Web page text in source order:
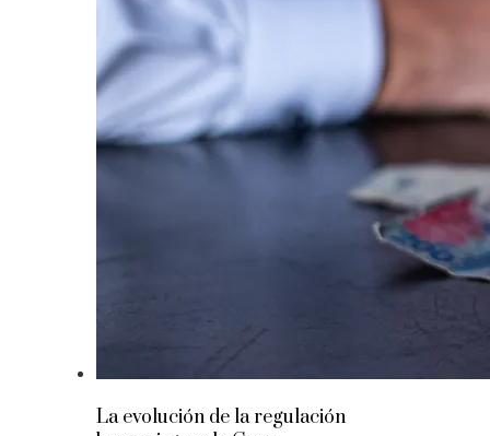
La evolución de la regulación